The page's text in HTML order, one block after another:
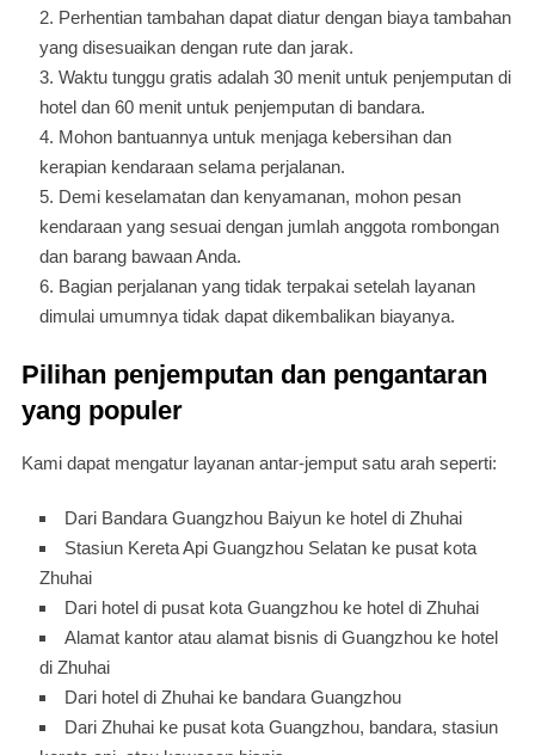
Perhentian tambahan dapat diatur dengan biaya tambahan
yang disesuaikan dengan rute dan jarak.
Waktu tunggu gratis adalah 30 menit untuk penjemputan di
hotel dan 60 menit untuk penjemputan di bandara.
Mohon bantuannya untuk menjaga kebersihan dan
kerapian kendaraan selama perjalanan.
Demi keselamatan dan kenyamanan, mohon pesan
kendaraan yang sesuai dengan jumlah anggota rombongan
dan barang bawaan Anda.
Bagian perjalanan yang tidak terpakai setelah layanan
dimulai umumnya tidak dapat dikembalikan biayanya.
Pilihan penjemputan dan pengantaran
yang populer
Kami dapat mengatur layanan antar-jemput satu arah seperti:
Dari Bandara Guangzhou Baiyun ke hotel di Zhuhai
Stasiun Kereta Api Guangzhou Selatan ke pusat kota
Zhuhai
Dari hotel di pusat kota Guangzhou ke hotel di Zhuhai
Alamat kantor atau alamat bisnis di Guangzhou ke hotel
di Zhuhai
Dari hotel di Zhuhai ke bandara Guangzhou
Dari Zhuhai ke pusat kota Guangzhou, bandara, stasiun